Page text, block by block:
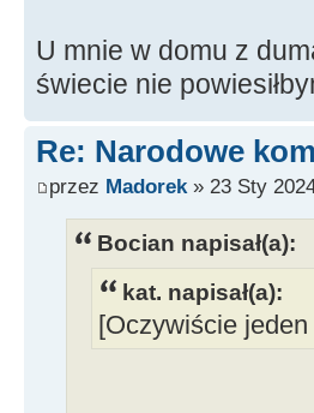
U mnie w domu z
świecie nie
Re: Narodowe
przez Madorek» 23 Sty
Bocian napisał(a):
kat. napisał(a):
[Oczywiście